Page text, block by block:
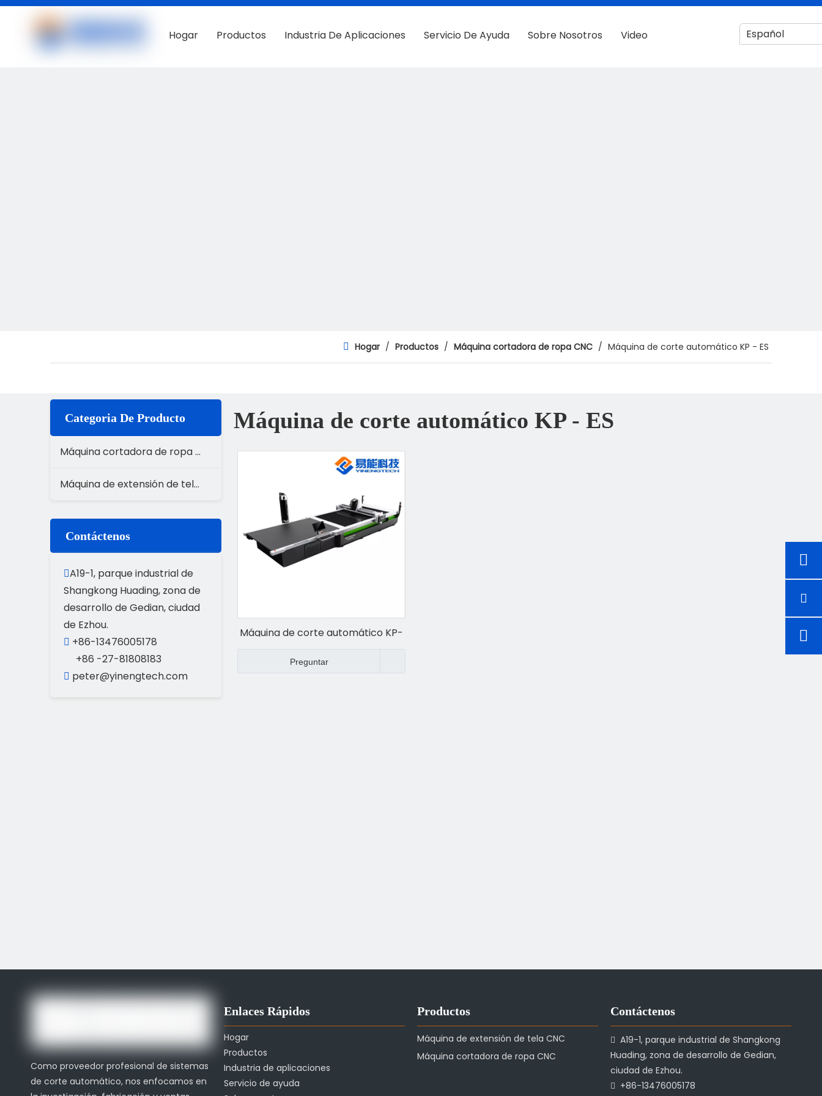
Hogar Productos Industria De Aplicaciones Servicio De Ayuda Sobre Nosotros Video Español
Hogar / Productos / Máquina cortadora de ropa CNC / Máquina de corte automático KP - ES
Categoria De Producto
Máquina cortadora de ropa CNC
Máquina de extensión de tela CNC
Contáctenos
A19-1, parque industrial de
Shangkong Huading, zona de
desarrollo de Gedian, ciudad
de Ezhou.
 +86-13476005178
+86 -27-81808183
 peter@yinengtech.com
Máquina de corte automático KP - ES
Máquina de corte automático KP-
ES
Preguntar
Como proveedor profesional de sistemas
de corte automático, nos enfocamos en
Enlaces Rápidos
Hogar
Productos
Industria de aplicaciones
Servicio de ayuda
Productos
Máquina de extensión de tela CNC
Máquina cortadora de ropa CNC
Contáctenos
 A19-1, parque industrial de Shangkong
Huading, zona de desarrollo de Gedian,
ciudad de Ezhou.

+86-13476005178